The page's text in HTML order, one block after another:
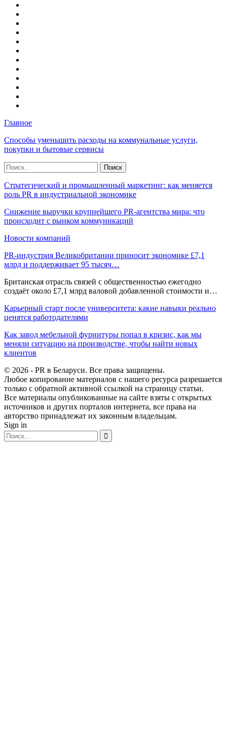
Главное
Способы уменьшить расходы на коммунальные услуги,
покупки и бытовые сервисы
Стратегический и промышленный маркетинг: как меняется
роль PR в индустриальной экономике
Снижение выручки крупнейшего PR-агентства мира: что
происходит с рынком коммуникаций
Новости компаний
PR-индустрия Великобритании приносит экономике £7,1
млрд и поддерживает 95 тысяч…
Британская отрасль связей с общественностью ежегодно
создаёт около £7,1 млрд валовой добавленной стоимости и…
Карьерный старт после университета: какие навыки реально
ценятся работодателями
Как завод мебельной фурнитуры попал в кризис, как мы
меняли ситуацию на производстве, чтобы найти новых
клиентов
© 2026 - PR в Беларуси. Все права защищены.
Любое копирование материалов с нашего ресурса разрешается
только с обратной активной ссылкой на страницу статьи.
Все материалы опубликованные на сайте взяты с открытых
источников и других порталов интернета, все права на
авторство принадлежат их законным владельцам.
Sign in